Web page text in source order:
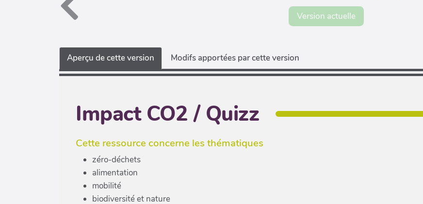
Version actuelle
Aperçu de cette version Modifs apportées par cette version
Impact CO2 / Quizz
Cette ressource concerne les thématiques
zéro-déchets
alimentation
mobilité
biodiversité et nature